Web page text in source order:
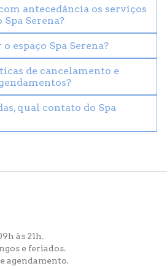
antecedância os serviços
Serena?
espaço Spa Serena?
de cancelamento e
qual contato do Spa
às 21h.
e feriados.
agendamento.